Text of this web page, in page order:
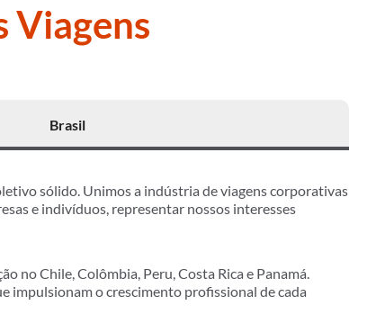
Viagens
Brasil
sólido. Unimos a indústria de viagens corporativas
e indivíduos, representar nossos interesses
no Chile, Colômbia, Peru, Costa Rica e Panamá.
impulsionam o crescimento profissional de cada